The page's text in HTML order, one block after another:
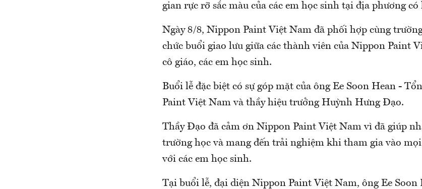
gian rực rỡ sắc màu của các em học sinh tại địa phương
Ngày 8/8, Nippon Paint Việt Nam đã phối hợp cùng
chức buổi giao lưu giữa các thành viên của Nippon Paint
cô giáo, các em học sinh.
Buổi lễ đặc biệt có sự góp mặt của ông Ee Soon Hean -
Paint Việt Nam và thầy hiệu trưởng Huỳnh Hưng Đạo.
Thầy Đạo đã cảm ơn Nippon Paint Việt Nam vì đã giúp
trường học và mang đến trải nghiệm khi tham gia vào
với các em học sinh.
Tại buổi lễ, đại diện Nippon Paint Việt Nam, ông Ee Soon